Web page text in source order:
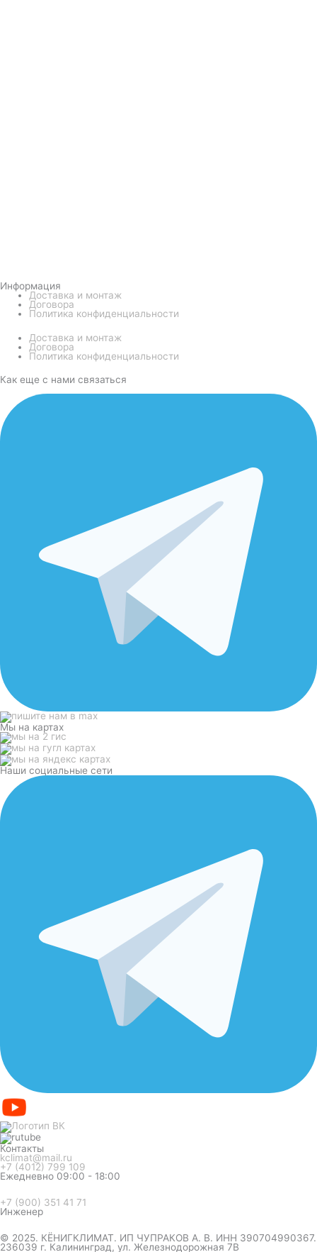
Информация
Доставка и монтаж
Договора
Политика конфиденциальности
Доставка и монтаж
Договора
Политика конфиденциальности
Как еще с нами связаться
Мы на картах
Наши социальные сети
Контакты
kclimat@mail.ru
+7 (4012) 799 109
Ежедневно 09:00 - 18:00
+7 (900) 351 41 71
Инженер
© 2025. КЁНИГКЛИМАТ. ИП ЧУПРАКОВ А. В. ИНН 390704990367.
236039 г. Калининград, ул. Железнодорожная 7В